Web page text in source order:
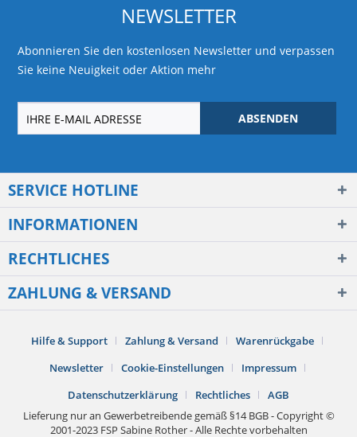
NEWSLETTER
Abonnieren Sie den kostenlosen Newsletter und verpassen
Sie keine Neuigkeit oder Aktion mehr
ABSENDEN
SERVICE HOTLINE
INFORMATIONEN
RECHTLICHES
ZAHLUNG & VERSAND
Hilfe & Support Zahlung & Versand
Warenrückgabe
Newsletter
Cookie-Einstellungen
Impressum
Datenschutzerklärung
Rechtliches
AGB
Lieferung nur an Gewerbetreibende gemäß §14 BGB - Copyright ©
2001-2023 FSP Sabine Rother - Alle Rechte vorbehalten